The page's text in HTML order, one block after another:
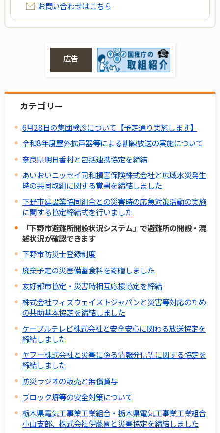
お問い合わせはこちら
広告
カテゴリー
6月28日の集団検診について【予定通り実施します】
令和8年度屋外拡声器等による訓練放送の実施について
奈良県明日香村と包括連携協定を締結
あいおいニッセイ同和損害保険株式会社と広域水災発生
時の共同取組に関する覚書を締結しました
下野市建設業協同組合との災害時の応急対策活動の実施
に関する協定締結式を行いました
「下野市避難所開設状況システム」で避難所の開設・混
雑状況が確認できます
下野市防災士登録制度
廃棄予定の災害備蓄食料を寄贈しました
友好都市協定・災害時相互応援協定を締結
株式会社ウィズウェイストジャパンと災害等対応のため
の共助基本協定を締結しました
ケーブルテレビ株式会社と安全安心に関わる放送協定を
締結しました
ヤフー株式会社と災害に係る情報発信等に関する協定を
締結しました
防災ラジオの販売と無償貸与
ブロック塀等の安全対策について
栃木県電気工事業工業組合・栃木県電気工事業工業組合
小山支部、株式会社伊藤園と災害協定を締結しました